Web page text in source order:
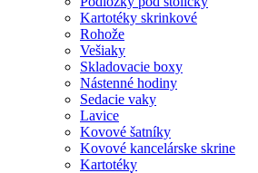
Kartotéky skrinkové
Rohože
Vešiaky
Skladovacie boxy
Nástenné hodiny
Sedacie vaky
Lavice
Kovové šatníky
Kovové kancelárske skrine
Kartotéky